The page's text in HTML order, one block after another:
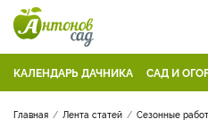
КАЛЕНДАРЬ ДАЧНИКА САД И
Главная Лента статей Сезонные